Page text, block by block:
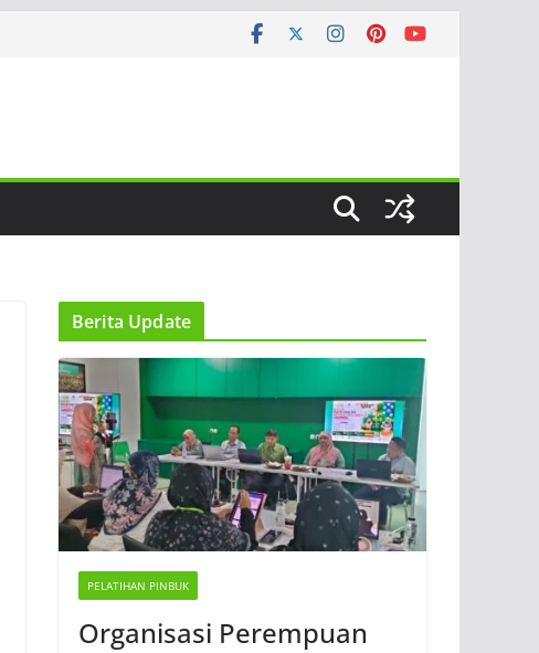
Berita Update
PELATIHAN PINBUK
Organisasi Perempuan